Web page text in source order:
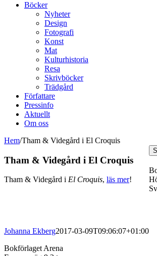
Böcker
Nyheter
Design
Fotografi
Konst
Mat
Kulturhistoria
Resa
Skrivböcker
Trädgård
Författare
Pressinfo
Aktuellt
Om oss
Hem/Tham & Videgård i El Croquis
Tham & Videgård i El Croquis
Tham & Videgård i El Croquis, läs mer!
Johanna Ekberg2017-03-09T09:06:07+01:00
Bokförlaget Arena